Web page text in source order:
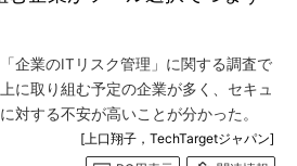
企業のITリスク管理」に関する調査で
に取り組む予定の企業が多く、セキュ
対する不安が高いことが分かった。
[上口翔子，TechTargetジャパン]